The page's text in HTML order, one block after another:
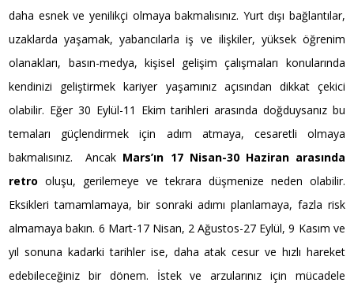
daha esnek ve yenilikçi olmaya bakmalısınız. Yurt dışı bağlantılar,
uzaklarda yaşamak, yabancılarla iş ve ilişkiler, yüksek öğrenim
olanakları, basın-medya, kişisel gelişim çalışmaları konularında
kendinizi geliştirmek kariyer yaşamınız açısından dikkat çekici
olabilir. Eğer 30 Eylül-11 Ekim tarihleri arasında doğduysanız bu
temaları güçlendirmek için adım atmaya, cesaretli olmaya
bakmalısınız. Ancak Mars’ın 17 Nisan-30 Haziran arasında
retro oluşu, gerilemeye ve tekrara düşmenize neden olabilir.
Eksikleri tamamlamaya, bir sonraki adımı planlamaya, fazla risk
almamaya bakın. 6 Mart-17 Nisan, 2 Ağustos-27 Eylül, 9 Kasım ve
yıl sonuna kadarki tarihler ise, daha atak cesur ve hızlı hareket
edebileceğiniz bir dönem. İstek ve arzularınız için mücadele